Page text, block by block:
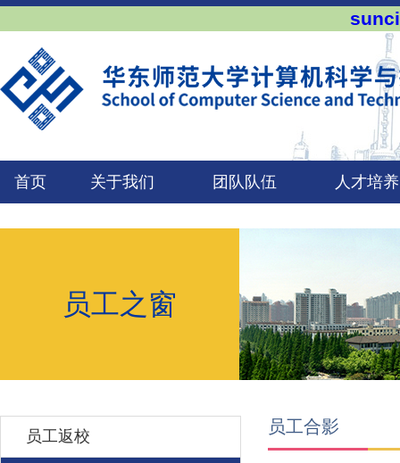
首页 关于我们 团队队伍 人才培养
员工之窗
员工返校 员工合影